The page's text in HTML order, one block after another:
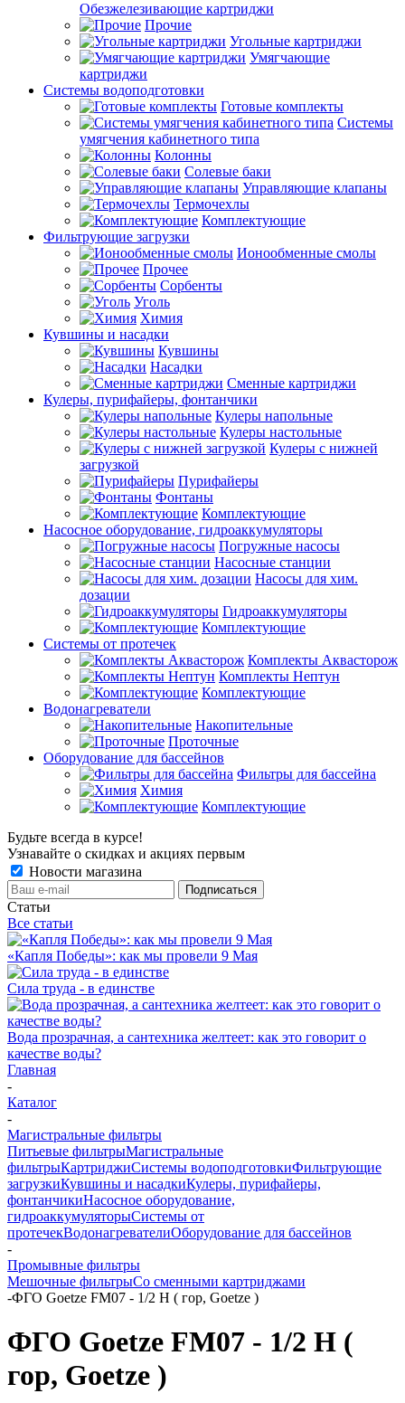
Обезжелезивающие картриджи
Прочие
Угольные картриджи
Умягчающие
картриджи
Системы водоподготовки
Готовые комплекты
Системы
умягчения кабинетного типа
Колонны
Солевые баки
Управляющие клапаны
Термочехлы
Комплектующие
Фильтрующие загрузки
Ионообменные смолы
Прочее
Сорбенты
Уголь
Химия
Кувшины и насадки
Кувшины
Насадки
Сменные картриджи
Кулеры, пурифайеры, фонтанчики
Кулеры напольные
Кулеры настольные
Кулеры с нижней
загрузкой
Пурифайеры
Фонтаны
Комплектующие
Насосное оборудование, гидроаккумуляторы
Погружные насосы
Насосные станции
Насосы для хим.
дозации
Гидроаккумуляторы
Комплектующие
Системы от протечек
Комплекты Аквасторож
Комплекты Нептун
Комплектующие
Водонагреватели
Накопительные
Проточные
Оборудование для бассейнов
Фильтры для бассейна
Химия
Комплектующие
Будьте всегда в курсе!
Узнавайте о скидках и акциях первым
Новости магазина
Статьи
Все статьи
«Капля Победы»: как мы провели 9 Мая
Сила труда - в единстве
Вода прозрачная, а сантехника желтеет: как это говорит о
качестве воды?
Главная
-
Каталог
-
Магистральные фильтры
Питьевые фильтрыМагистральные
фильтрыКартриджиСистемы водоподготовкиФильтрующие
загрузкиКувшины и насадкиКулеры, пурифайеры,
фонтанчикиНасосное оборудование,
гидроаккумуляторыСистемы от
протечекВодонагревателиОборудование для бассейнов
-
Промывные фильтры
Мешочные фильтрыСо сменными картриджами
-ФГО Goetze FМ07 - 1/2 Н ( гор, Goetze )
ФГО Goetze FМ07 - 1/2 Н (
гор, Goetze )